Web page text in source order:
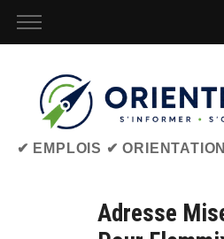
✔ EMPLOIS ✔
Adresse